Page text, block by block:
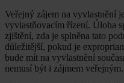
Veřejný zájem na vyvlastnění
vyvlastňovacím řízení. Úloha
zjištění, zda je splněna tato
důležitější, pokud je
bude mít na vyvlastnění
nemusí být i zájmem veřejným.